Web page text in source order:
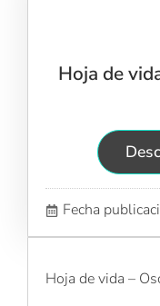
Hoja de
Fecha
Hoja de vida –